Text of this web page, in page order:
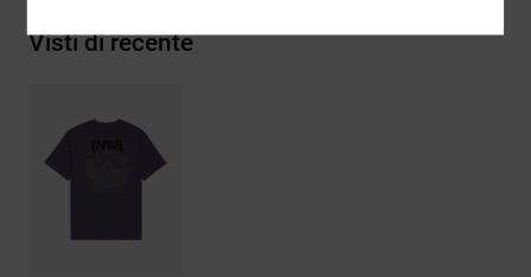
Visti di recente